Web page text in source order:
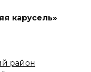
карусель»